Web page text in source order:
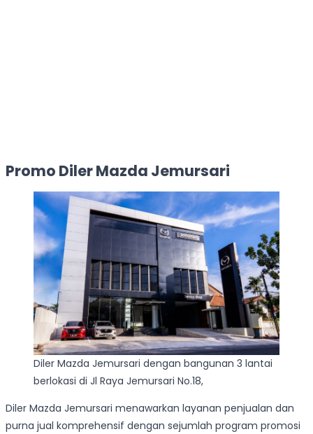
Promo Diler Mazda Jemursari
Diler Mazda Jemursari dengan bangunan 3 lantai
berlokasi di Jl Raya Jemursari No.18,
Diler Mazda Jemursari menawarkan layanan penjualan dan
purna jual komprehensif dengan sejumlah program promosi